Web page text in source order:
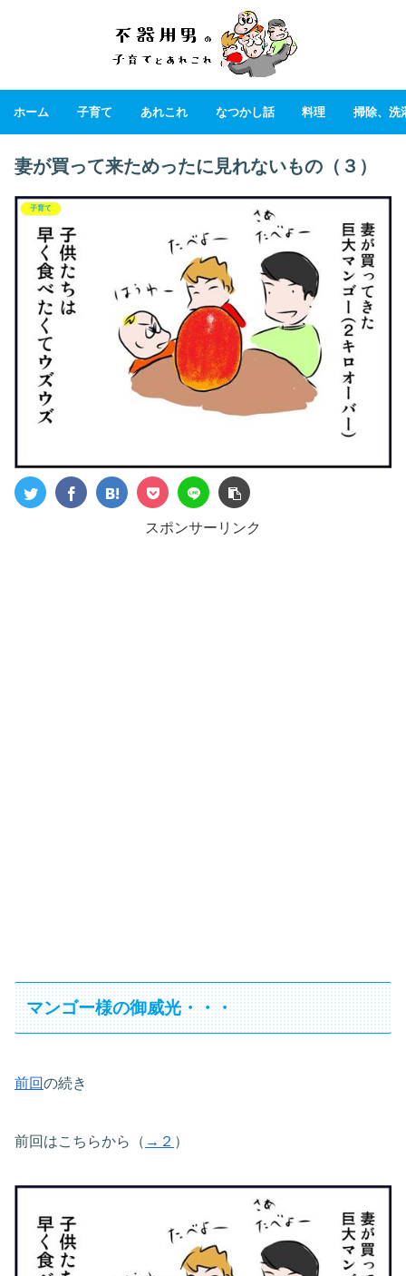
ホーム 子育て あれこれ なつかし話 料理 掃除、洗
妻が買って来ためったに見れないもの（３）
子育て
スポンサーリンク
マンゴー様の御威光・・・
前回の続き
前回はこちらから（ →２ ）